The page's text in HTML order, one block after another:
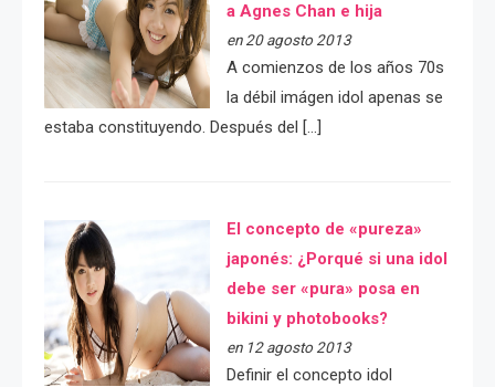
a Agnes Chan e hija
en 20 agosto 2013
A comienzos de los años 70s
la débil imágen idol apenas se
estaba constituyendo. Después del […]
El concepto de «pureza»
japonés: ¿Porqué si una idol
debe ser «pura» posa en
bikini y photobooks?
en 12 agosto 2013
Definir el concepto idol